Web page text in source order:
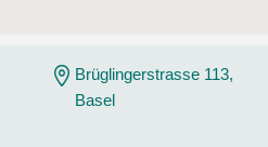
Brüglingerstrasse 113,
Basel